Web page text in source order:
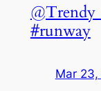
#runway
Mar 23,